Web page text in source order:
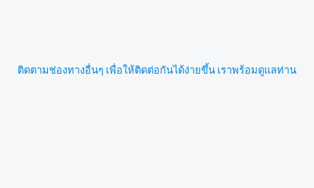
ติดตามช่องทางอื่นๆ เพื่อให้ติดต่อกันได้ง่ายขึ้น เราพร้อมดูแลท่าน